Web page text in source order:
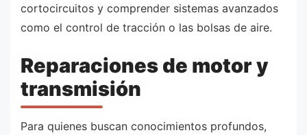
cortocircuitos y comprender sistemas avanzados
como el control de tracción o las bolsas de aire.
Reparaciones de motor y
transmisión
Para quienes buscan conocimientos profundos,